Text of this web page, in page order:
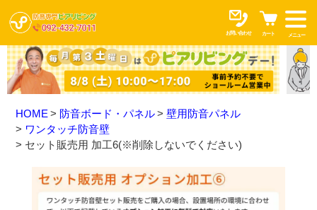
お問い合わせ カート メニュー
HOME 防音ボード・パネル
壁用防音パネル
ワンタッチ防音壁
セット販売用 加工6(※削除しないでください)